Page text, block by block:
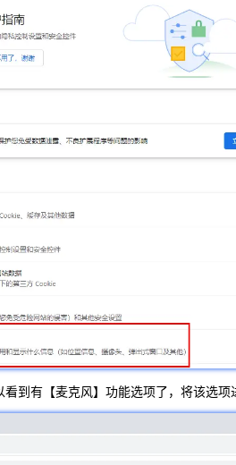
到有【麦克风】功能选项了，将该选项